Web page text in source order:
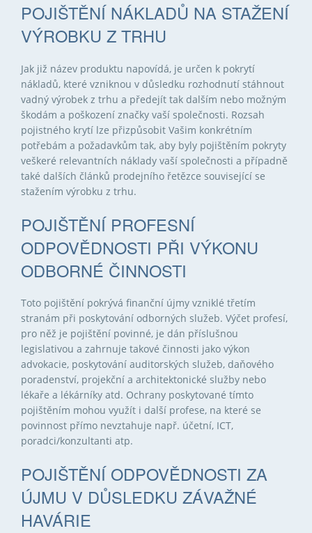
POJIŠTĚNÍ NÁKLADŮ NA STAŽENÍ
VÝROBKU Z TRHU
Jak již název produktu napovídá, je určen k pokrytí
nákladů, které vzniknou v důsledku rozhodnutí stáhnout
vadný výrobek z trhu a předejít tak dalším nebo možným
škodám a poškození značky vaší společnosti. Rozsah
pojistného krytí lze přizpůsobit Vašim konkrétním
potřebám a požadavkům tak, aby byly pojištěním pokryty
veškeré relevantních náklady vaší společnosti a případně
také dalších článků prodejního řetězce související se
stažením výrobku z trhu.
POJIŠTĚNÍ PROFESNÍ
ODPOVĚDNOSTI PŘI VÝKONU
ODBORNÉ ČINNOSTI
Toto pojištění pokrývá finanční újmy vzniklé třetím
stranám při poskytování odborných služeb. Výčet profesí,
pro něž je pojištění povinné, je dán příslušnou
legislativou a zahrnuje takové činnosti jako výkon
advokacie, poskytování auditorských služeb, daňového
poradenství, projekční a architektonické služby nebo
lékaře a lékárníky atd. Ochrany poskytované tímto
pojištěním mohou využít i další profese, na které se
povinnost přímo nevztahuje např. účetní, ICT,
poradci/konzultanti atp.
POJIŠTĚNÍ ODPOVĚDNOSTI ZA
ÚJMU V DŮSLEDKU ZÁVAŽNÉ
HAVÁRIE